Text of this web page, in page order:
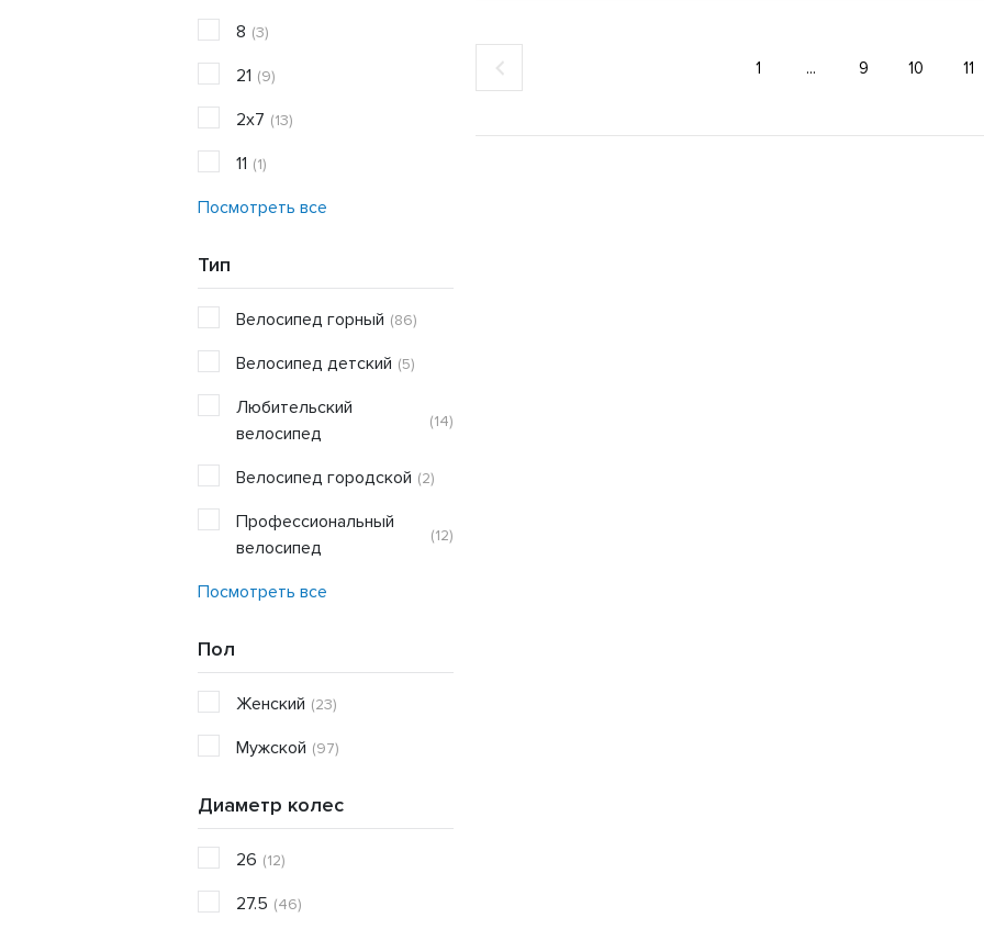
8 (3)
21 (9)
2x7 (13)
11 (1)
Посмотреть все
Тип
Велосипед горный (86)
Велосипед детский (5)
Любительский
велосипед
(14)
Велосипед городской (2)
Профессиональный
велосипед
(12)
Посмотреть все
Пол
Женский (23)
Мужской (97)
Диаметр колес
26 (12)
27.5 (46)
1 ... 9 10 11